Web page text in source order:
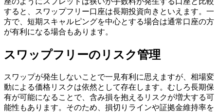
すると、スワップフリー口座は長期投資向きといえます。一
方で、短期スキャルピングを中心とする場合は通常口座の方
が有利になる場合もあります。
スワップフリーのリスク管理
スワップが発生しないことで一見有利に思えますが、相場変
動による価格リスクは依然として存在します。むしろ長期保
有が可能になることで、含み損を抱えるリスクが増大する可
能性もあります。そのため、損切りラインや証拠金維持率を